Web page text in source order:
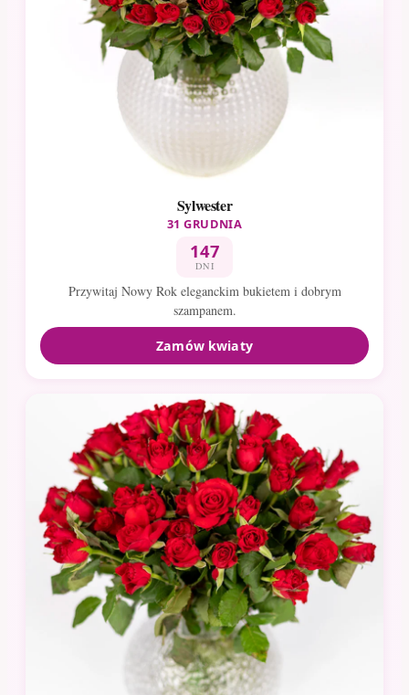
Sylwester
31 GRUDNIA
147
DNI
Przywitaj Nowy Rok eleganckim bukietem i dobrym
szampanem.
Zamów kwiaty